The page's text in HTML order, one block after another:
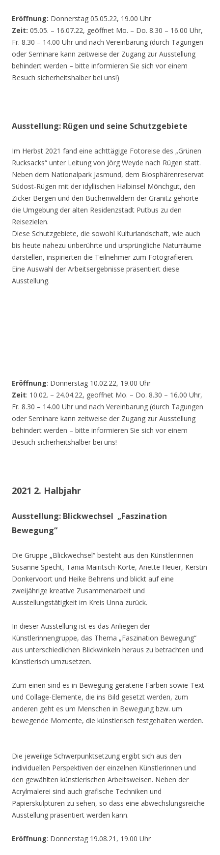
Eröffnung: Donnerstag 05.05.22, 19.00 Uhr
Zeit: 05.05. – 16.07.22, geöffnet Mo. – Do. 8.30 – 16.00 Uhr,
Fr. 8.30 – 14.00 Uhr und nach Vereinbarung (durch Tagungen
oder Seminare kann zeitweise der Zugang zur Ausstellung
behindert werden – bitte informieren Sie sich vor einem
Besuch sicherheitshalber bei uns!)
Ausstellung: Rügen und seine Schutzgebiete
Im Herbst 2021 fand eine achttägige Fotoreise des „Grünen
Rucksacks“ unter Leitung von Jörg Weyde nach Rügen statt.
Neben dem Nationalpark Jasmund, dem Biosphärenreservat
Südost-Rügen mit der idyllischen Halbinsel Mönchgut, den
Zicker Bergen und den Buchenwäldern der Granitz gehörte
die Umgebung der alten Residenzstadt Putbus zu den
Reisezielen.
Diese Schutzgebiete, die sowohl Kulturlandschaft, wie auch
bis heute nahezu unberührte und ursprüngliche Naturräume
darstellen, inspirierten die Teilnehmer zum Fotografieren.
Eine Auswahl der Arbeitsergebnisse präsentiert diese
Ausstellung.
Eröffnung: Donnerstag 10.02.22, 19.00 Uhr
Zeit: 10.02. – 24.04.22, geöffnet Mo. – Do. 8.30 – 16.00 Uhr,
Fr. 8.30 – 14.00 Uhr und nach Vereinbarung (durch Tagungen
oder Seminare kann zeitweise der Zugang zur Ausstellung
behindert werden – bitte informieren Sie sich vor einem
Besuch sicherheitshalber bei uns!
2021 2. Halbjahr
Ausstellung: Blickwechsel „Faszination
Bewegung“
Die Gruppe „Blickwechsel“ besteht aus den Künstlerinnen
Susanne Specht, Tania Mairitsch-Korte, Anette Heuer, Kerstin
Donkervoort und Heike Behrens und blickt auf eine
zweijährige kreative Zusammenarbeit und
Ausstellungstätigkeit im Kreis Unna zurück.
In dieser Ausstellung ist es das Anliegen der
Künstlerinnengruppe, das Thema „Faszination Bewegung“
aus unterschiedlichen Blickwinkeln heraus zu betrachten und
künstlerisch umzusetzen.
Zum einen sind es in Bewegung geratene Farben sowie Text-
und Collage-Elemente, die ins Bild gesetzt werden, zum
anderen geht es um Menschen in Bewegung bzw. um
bewegende Momente, die künstlerisch festgehalten werden.
Die jeweilige Schwerpunktsetzung ergibt sich aus den
individuellen Perspektiven der einzelnen Künstlerinnen und
den gewählten künstlerischen Arbeitsweisen. Neben der
Acrylmalerei sind auch grafische Techniken und
Papierskulpturen zu sehen, so dass eine abwechslungsreiche
Ausstellung präsentiert werden kann.
Eröffnung: Donnerstag 19.08.21, 19.00 Uhr